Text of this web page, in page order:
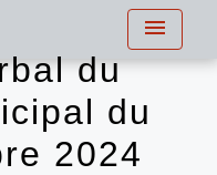
menu
du
du
2024